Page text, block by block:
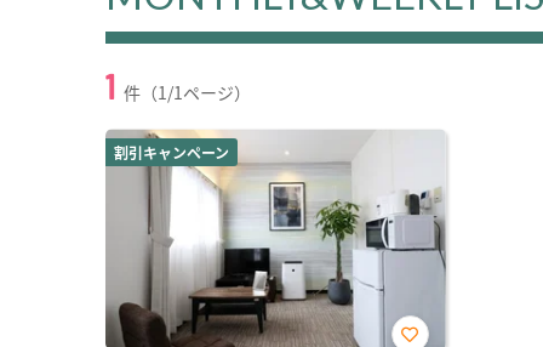
1 件（1/1ページ）
割引キャンペーン